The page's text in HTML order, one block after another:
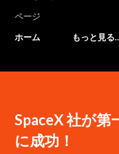
ページ
ホーム
もっと見る
SpaceX 社が第
に成功！